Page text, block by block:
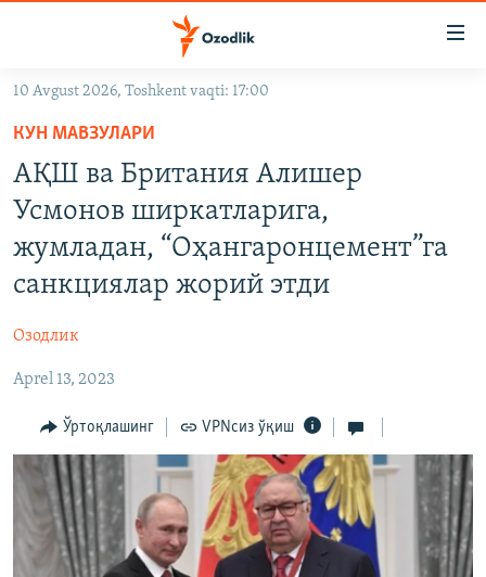
Асосий
навигацияга
ўтинг
Қидиришга
ўтинг
OZODARXIV
На русском
Озодлик бошқа тилларда
10 Avgust 2026, Toshkent vaqti: 17:00
КУН МАВЗУЛАРИ
АҚШ ва Британия Алишер
Усмонов ширкатларига,
жумладан, “Оҳангаронцемент”га
санкциялар жорий этди
Озодлик
Aprel 13, 2023
Ўртоқлашинг VPNсиз ўқиш